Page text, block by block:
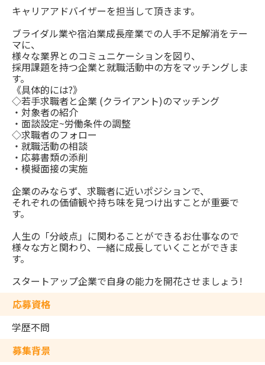
キャリアアドバイザーを担当して頂きます。
ブライダル業や宿泊業成長産業での人手不足解消をテー
マに、
様々な業界とのコミュニケーションを図り、
採用課題を持つ企業と就職活動中の方をマッチングしま
す。
《具体的には?》
◇若手求職者と企業 (クライアント)のマッチング
・対象者の紹介
・面談設定~労働条件の調整
◇求職者のフォロー
・就職活動の相談
・応募書類の添削
・模擬面接の実施
企業のみならず、求職者に近いポジションで、
それぞれの価値観や持ち味を見つけ出すことが重要で
す。
人生の「分岐点」に関わることができるお仕事なので
様々な方と関わり、一緒に成長していくことができま
す。
スタートアップ企業で自身の能力を開花させましょう!
応募資格
学歴不問
募集背景